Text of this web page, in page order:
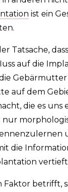
ist ein
Tatsache,
auf die
Gebärmutter
auf dem
die es uns
die
Faktor betrifft,